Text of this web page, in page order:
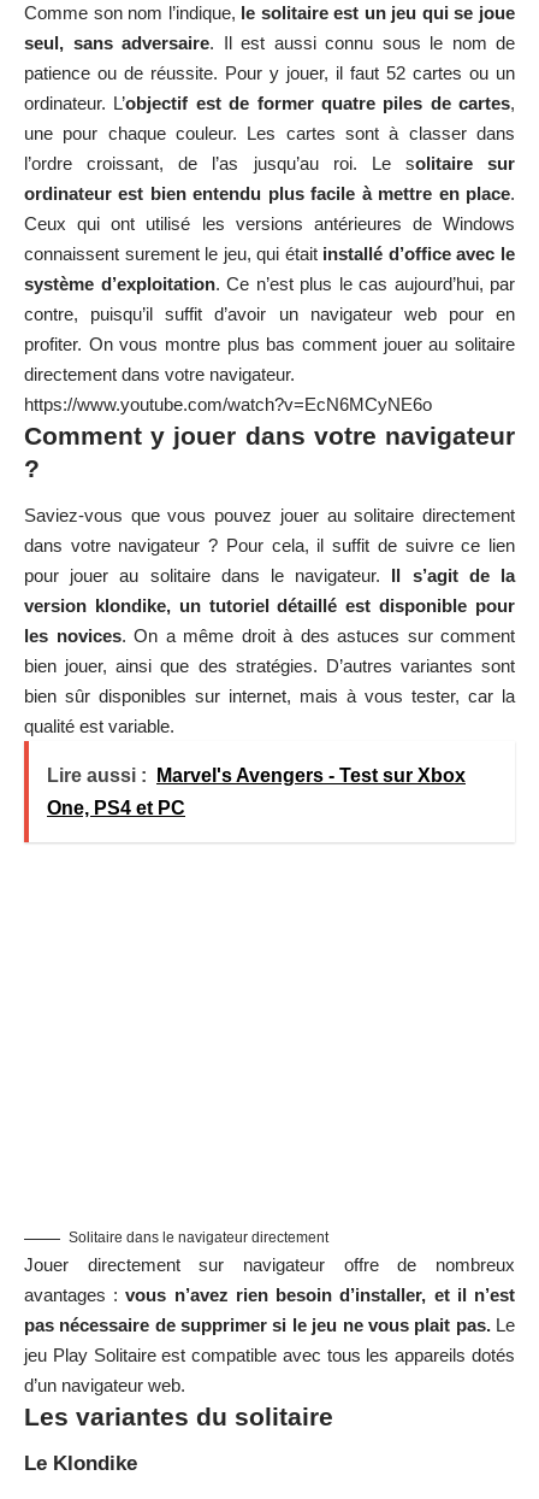
Comme son nom l’indique, le solitaire est un jeu qui se joue
seul, sans adversaire. Il est aussi connu sous le nom de
patience ou de réussite. Pour y jouer, il faut 52 cartes ou un
ordinateur. L’objectif est de former quatre piles de cartes,
une pour chaque couleur. Les cartes sont à classer dans
l’ordre croissant, de l’as jusqu’au roi. Le solitaire sur
ordinateur est bien entendu plus facile à mettre en place.
Ceux qui ont utilisé les versions antérieures de Windows
connaissent surement le jeu, qui était installé d’office avec le
système d’exploitation. Ce n’est plus le cas aujourd’hui, par
contre, puisqu’il suffit d’avoir un navigateur web pour en
profiter. On vous montre plus bas comment jouer au solitaire
directement dans votre navigateur.
https://www.youtube.com/watch?v=EcN6MCyNE6o
Comment y jouer dans votre navigateur
?
Saviez-vous que vous pouvez jouer au solitaire directement
dans votre navigateur ? Pour cela, il suffit de suivre ce lien
pour jouer au solitaire dans le navigateur. Il s’agit de la
version klondike, un tutoriel détaillé est disponible pour
les novices. On a même droit à des astuces sur comment
bien jouer, ainsi que des stratégies. D’autres variantes sont
bien sûr disponibles sur internet, mais à vous tester, car la
qualité est variable.
Lire aussi :
Marvel's Avengers - Test sur Xbox
One, PS4 et PC
Solitaire dans le navigateur directement
Jouer directement sur navigateur offre de nombreux
avantages :vous n’avez rien besoin d’installer, et il n’est
pas nécessaire de supprimer si le jeu ne vous plait pas.Le
jeu Play Solitaire est compatible avec tous les appareils dotés
d’un navigateur web.
Les variantes du solitaire
Le Klondike